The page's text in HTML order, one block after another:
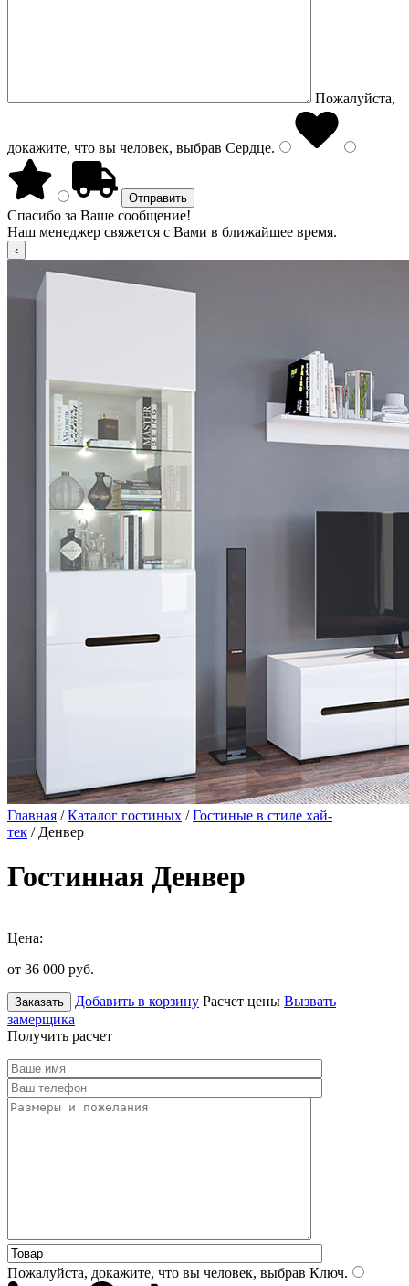
Пожалуйста,
докажите, что вы человек, выбрав Сердце.
Спасибо за Ваше сообщение!
Наш менеджер свяжется с Вами в ближайшее время.
Главная /Каталог гостиных /Гостиные в стиле хай-
тек / Денвер
Гостинная Денвер
Цена:
от 36 000 руб.
Заказать Добавить в корзину Расчет цены Вызвать
замерщика
Получить расчет
Пожалуйста, докажите, что вы человек, выбрав Ключ.